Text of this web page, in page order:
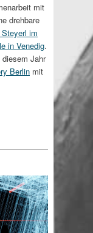
mit
drehbare
Steyerl im
in Venedig.
Jahr
Berlin mit